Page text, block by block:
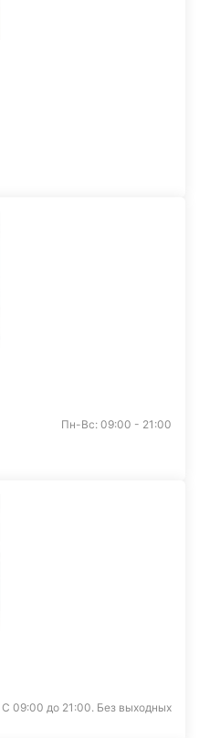
Пн-Вс: 09:00 - 21:00
С 09:00 до 21:00. Без выходных